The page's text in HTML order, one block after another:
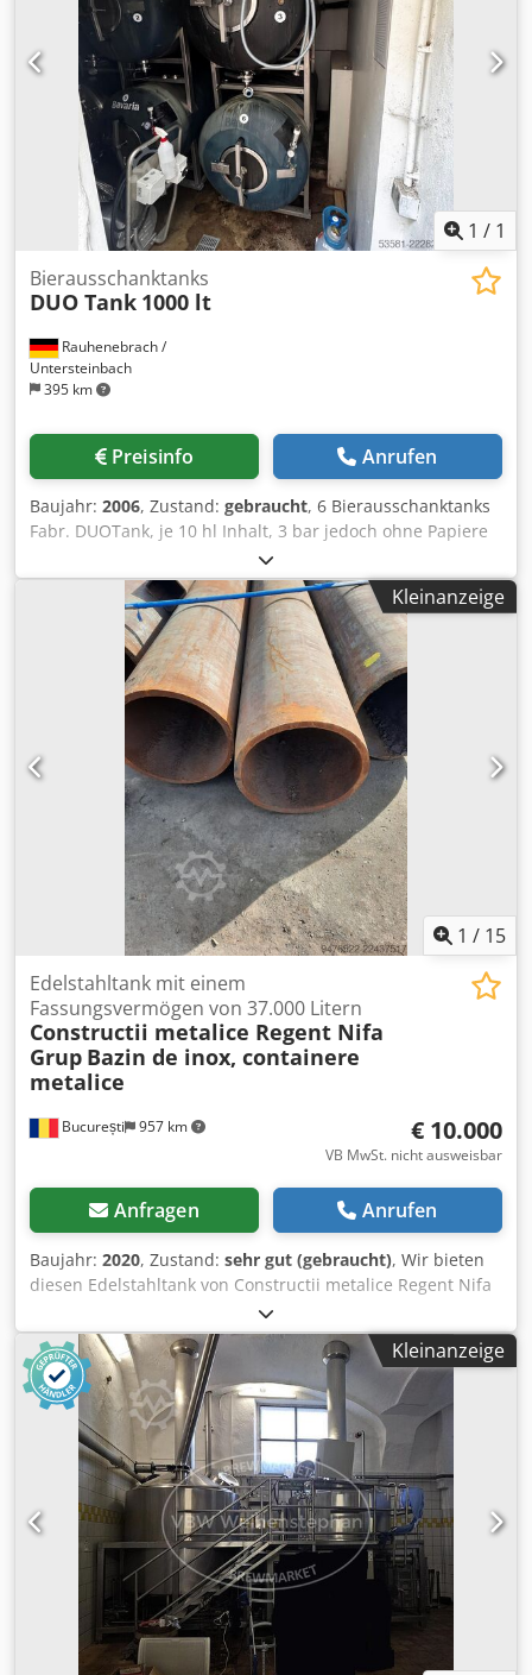
1 / 1
Rauhenebrach /
Untersteinbach
395 km
Bierausschanktanks
DUO Tank 1000 lt
Preisinfo Anrufen
Baujahr: 2006, Zustand: gebraucht, 6 Bierausschanktanks
Fabr. DUOTank, je 10 hl Inhalt, 3 bar jedoch ohne Papiere
jeweils 2 übereinander liegend in Gestell, Tanks sind
Isoliert, mit Druckarmaturen, Hefestutzen, Dcodpfx
Afezkah Hsvsk 1 Spritzkopf mit Mannlochdeckel für alle
Tanks Bj. 2006/2007
Kleinanzeige
1 / 15
București 957 km
Edelstahltank mit einem
Fassungsvermögen von 37.000 Litern
Constructii metalice Regent Nifa
Grup Bazin de inox, containere
metalice
€ 10.000
VB MwSt. nicht ausweisbar
Anfragen Anrufen
Baujahr: 2020, Zustand: sehr gut (gebraucht), Wir bieten
diesen Edelstahltank von Constructii metalice Regent Nifa
Grup an, Modell Edelstahltank, Typ Baxine aus Edelstahl
mit einem Fassungsvermögen von 37.000 Litern, Baujahr
2020, in sehr gutem Zustand. Dsdpfozp Dyqsx Afvsck
Edelstahltank für Lebensmittel, 37.000 Liter (37 Tonnen) –
Ideal für Weinbau / Industrie – Preis: 10.000 €
(Verhandelbar / Beschreibung: Ich verkaufe einen
Edelstahltank (Behälter) mit großem Fassungsvermögen
(37.000 Liter / 37 Tonnen), der sich in sehr gutem
technischen Zustand befindet. Aufgrund seines Volumens
und des hochwertigen Materials ist er ideal für den
industriellen oder landwirtschaftlichen Einsatz.
Technische Daten: Fassungsvermögen: 37.000 Liter,
Material: Lebensmittelechter Edelstahl
(korrosionsbeständig, ideal für anspruchsvolle
Flüssigkeiten), idealer Verwendungszweck: Lagerung von
Kleinanzeige